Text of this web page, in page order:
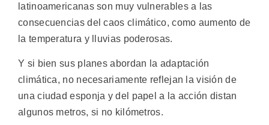
latinoamericanas son muy vulnerables a las
consecuencias del caos climático, como aumento de
la temperatura y lluvias poderosas.
Y si bien sus planes abordan la adaptación
climática, no necesariamente reflejan la visión de
una ciudad esponja y del papel a la acción distan
algunos metros, si no kilómetros.